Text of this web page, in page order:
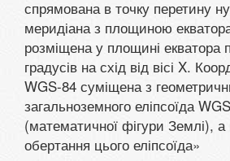
спрямована в точку перетину
меридіана з площиною
розміщена у площині екватора
градусів на схід від вісі X.
WGS-84 суміщена з
загальноземного еліпсоїда
(математичної фігури Землі),
обертання цього еліпсоїда»